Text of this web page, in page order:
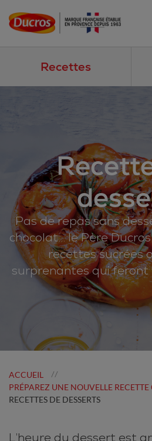
Recettes
Pas de repas sans
chocolat… le Père
recettes sucrées
surprenantes qui feront
ACCUEIL //
PRÉPAREZ UNE NOUVELLE RECETTE
RECETTES DE DESSERTS
L’heure du dessert est